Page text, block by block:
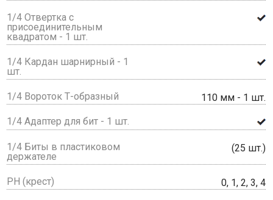
1/4 Отвертка с
присоединительным
квадратом - 1 шт.
1/4 Кардан шарнирный - 1
шт.
1/4 Вороток Т-образный 110 мм - 1 шт.
1/4 Адаптер для бит - 1 шт.
1/4 Биты в пластиковом
держателе
(25 шт.)
PH (крест) 0, 1, 2, 3, 4